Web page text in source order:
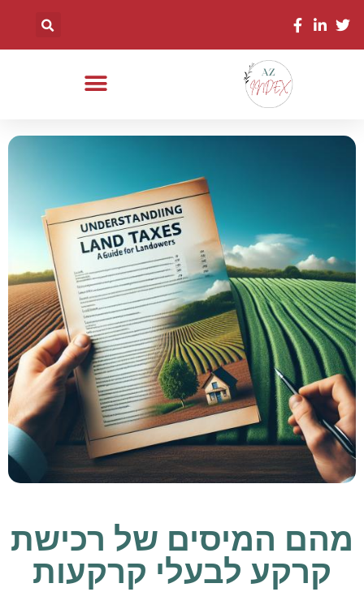
מהם המיסים של רכישת
קרקע לבעלי קרקעות